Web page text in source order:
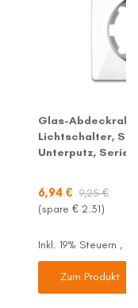
Glas-
Lichtschalter,
Unterputz, Serie:
6,94 € 9,25 €
(spare € 2.31)
Inkl. 19% Steuern ,
Zum Produkt